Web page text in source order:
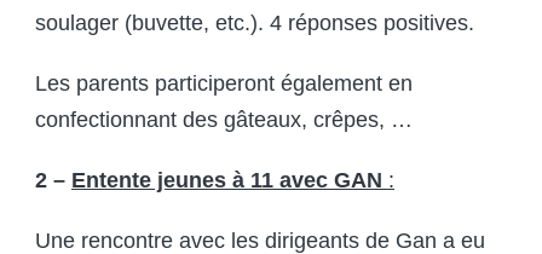
soulager (buvette, etc.). 4 réponses positives.
Les parents participeront également en
confectionnant des gâteaux, crêpes, …
2 – Entente jeunes à 11 avec GAN :
Une rencontre avec les dirigeants de Gan a eu